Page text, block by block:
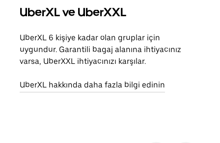
UberXL ve UberXXL
UberXL 6 kişiye kadar olan gruplar için
uygundur. Garantili bagaj alanına ihtiyacınız
varsa, UberXXL ihtiyacınızı karşılar.
UberXL hakkında daha fazla bilgi edinin